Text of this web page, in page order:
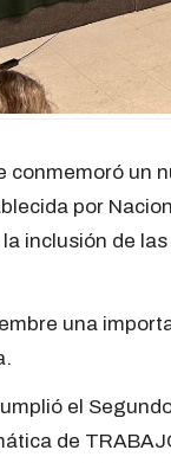
un
por
inclusión de
una
el
de